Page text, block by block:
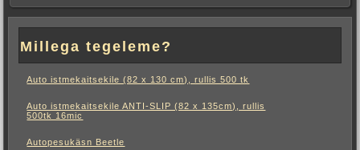
Millega tegeleme?
Auto istmekaitsekile (82 x 130 cm), rullis 500 tk
Auto istmekaitsekile ANTI-SLIP (82 x 135cm), rullis
500tk 16mic
Autopesukäsn Beetle